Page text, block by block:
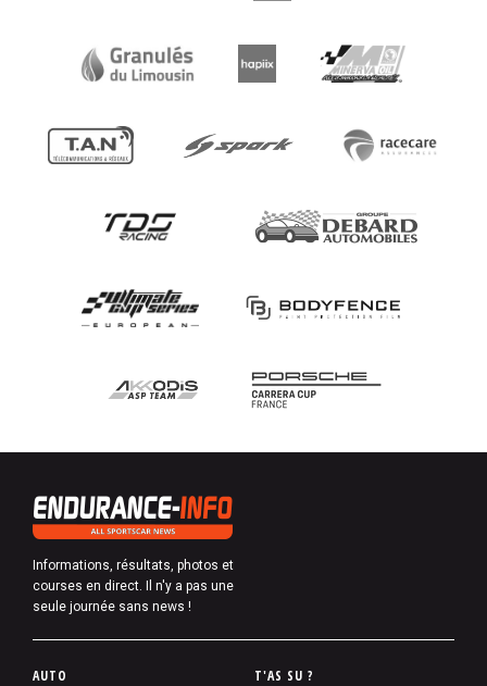
Informations, résultats, photos et
courses en direct. Il n'y a pas une
seule journée sans news !
P
AUTO T'AS SU ?